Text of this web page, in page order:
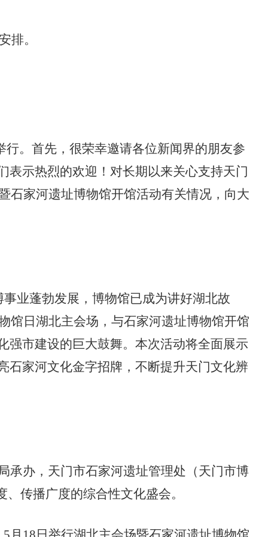
排。
行。 首先，很荣幸邀请各位新闻界的朋友参
表示热烈的欢迎！对长期以来关心支持天门
石家河遗址博物馆开馆活动有关情况，向大
业蓬勃发展，博物馆已成为讲好湖北故
馆日湖北主会场，与石家河遗址博物馆开馆
强市建设的巨大鼓舞。本次活动将全面展示
石家河文化金字招牌，不断提升天门文化辨
承办，天门市石家河遗址管理处（天门市博
传播广度的综合性文化盛会。